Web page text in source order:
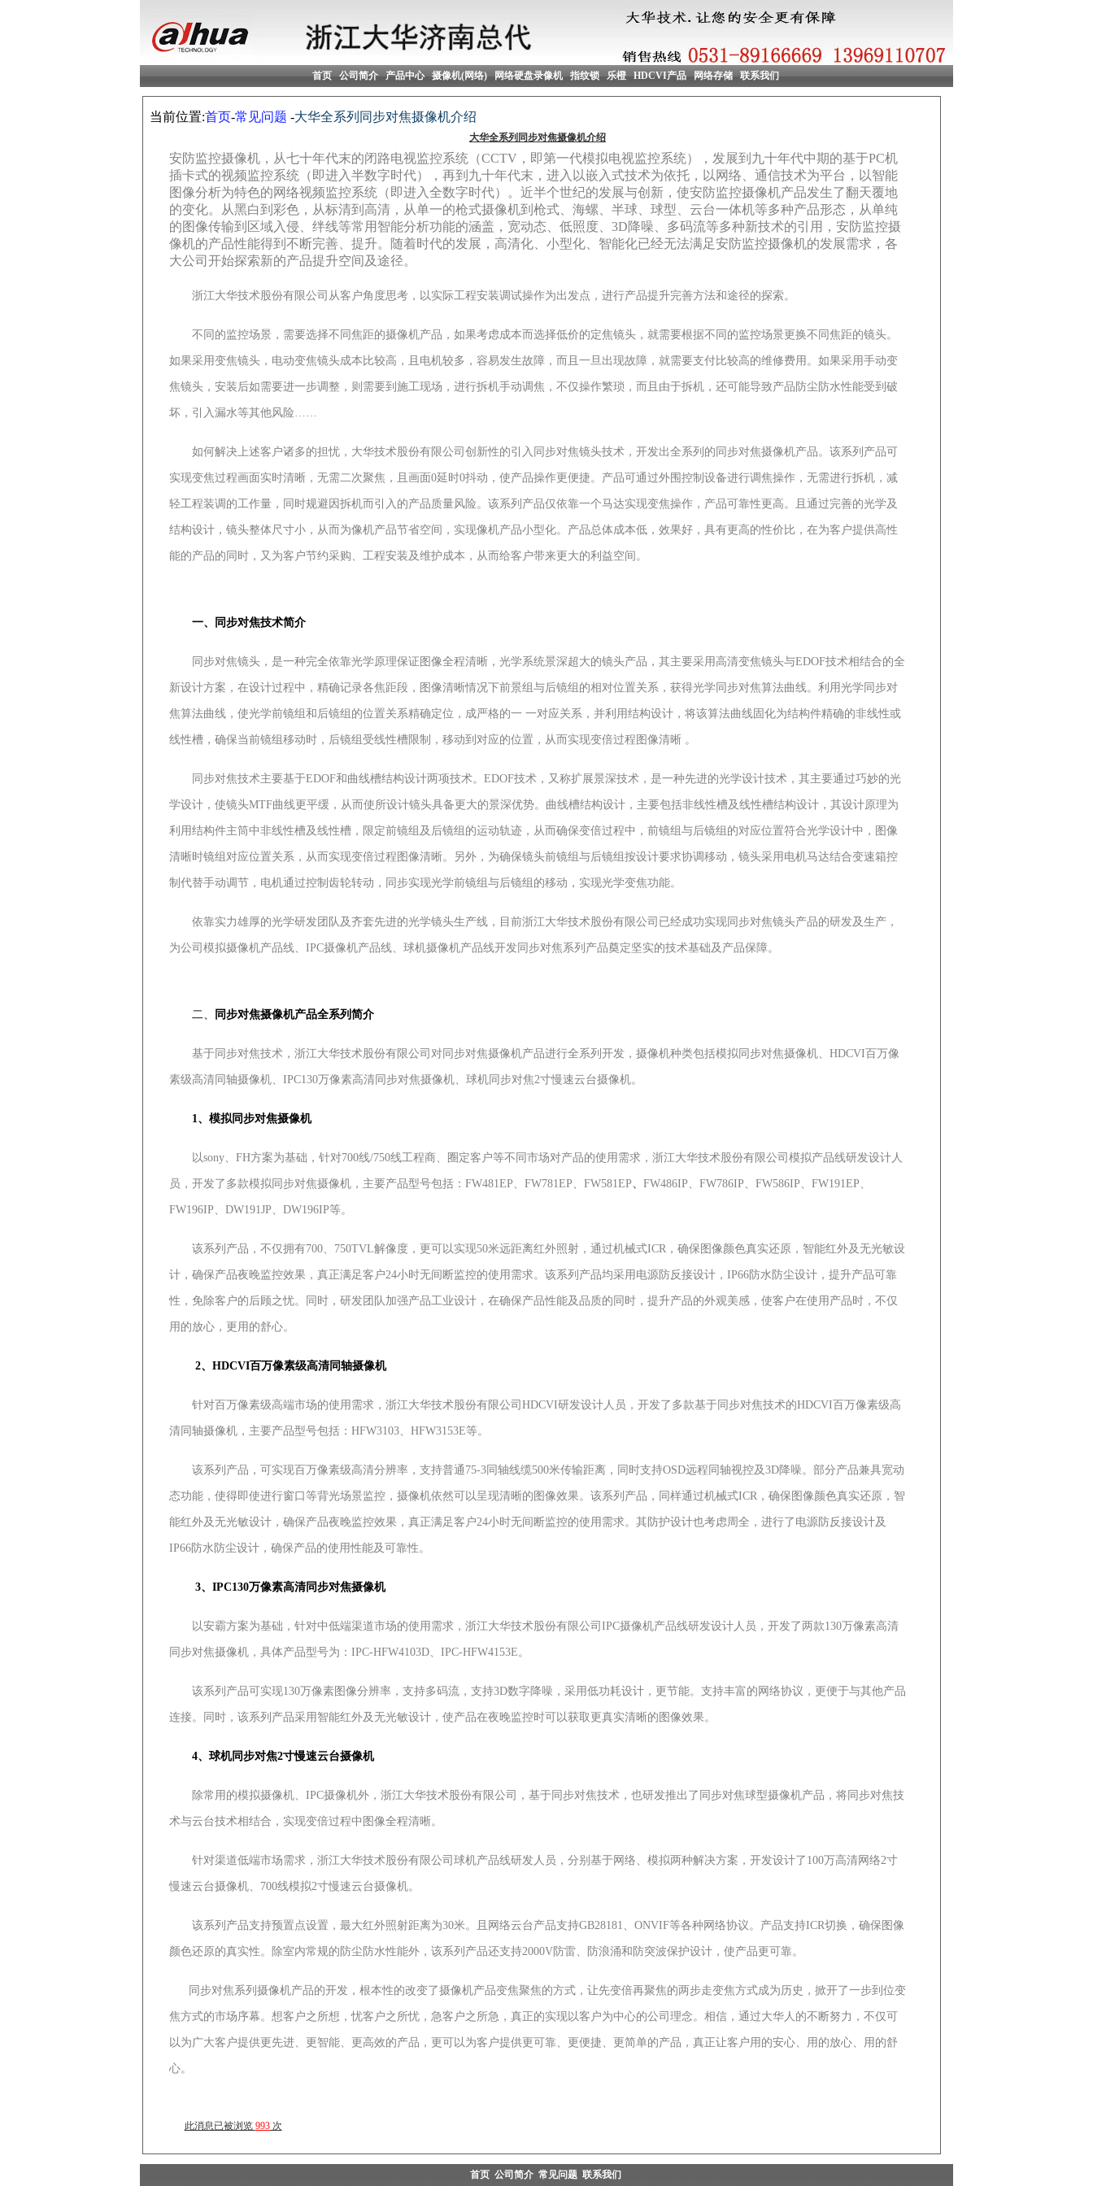
首页 公司简介 产品中心 摄像机(网络) 网络硬盘录像机 指纹锁 乐橙 HDCVI产品 网络存储 联系我们
当前位置:首页-常见问题 -大华全系列同步对焦摄像机介绍
大华全系列同步对焦摄像机介绍
安防监控摄像机，从七十年代末的闭路电视监控系统（CCTV，即第一代模拟电视监控系统），发展到九十年代中期的基于PC机
插卡式的视频监控系统（即进入半数字时代），再到九十年代末，进入以嵌入式技术为依托，以网络、通信技术为平台，以智能
图像分析为特色的网络视频监控系统（即进入全数字时代）。近半个世纪的发展与创新，使安防监控摄像机产品发生了翻天覆地
的变化。从黑白到彩色，从标清到高清，从单一的枪式摄像机到枪式、海螺、半球、球型、云台一体机等多种产品形态，从单纯
的图像传输到区域入侵、绊线等常用智能分析功能的涵盖，宽动态、低照度、3D降噪、多码流等多种新技术的引用，安防监控摄
像机的产品性能得到不断完善、提升。随着时代的发展，高清化、小型化、智能化已经无法满足安防监控摄像机的发展需求，各
大公司开始探索新的产品提升空间及途径。
浙江大华技术股份有限公司从客户角度思考，以实际工程安装调试操作为出发点，进行产品提升完善方法和途径的探索。
不同的监控场景，需要选择不同焦距的摄像机产品，如果考虑成本而选择低价的定焦镜头，就需要根据不同的监控场景更换不同焦距的镜头。
如果采用变焦镜头，电动变焦镜头成本比较高，且电机较多，容易发生故障，而且一旦出现故障，就需要支付比较高的维修费用。如果采用手动变
焦镜头，安装后如需要进一步调整，则需要到施工现场，进行拆机手动调焦，不仅操作繁琐，而且由于拆机，还可能导致产品防尘防水性能受到破
坏，引入漏水等其他风险……
如何解决上述客户诸多的担忧，大华技术股份有限公司创新性的引入同步对焦镜头技术，开发出全系列的同步对焦摄像机产品。该系列产品可
实现变焦过程画面实时清晰，无需二次聚焦，且画面0延时0抖动，使产品操作更便捷。产品可通过外围控制设备进行调焦操作，无需进行拆机，减
轻工程装调的工作量，同时规避因拆机而引入的产品质量风险。该系列产品仅依靠一个马达实现变焦操作，产品可靠性更高。且通过完善的光学及
结构设计，镜头整体尺寸小，从而为像机产品节省空间，实现像机产品小型化。产品总体成本低，效果好，具有更高的性价比，在为客户提供高性
能的产品的同时，又为客户节约采购、工程安装及维护成本，从而给客户带来更大的利益空间。
一、同步对焦技术简介
同步对焦镜头，是一种完全依靠光学原理保证图像全程清晰，光学系统景深超大的镜头产品，其主要采用高清变焦镜头与EDOF技术相结合的全
新设计方案，在设计过程中，精确记录各焦距段，图像清晰情况下前景组与后镜组的相对位置关系，获得光学同步对焦算法曲线。利用光学同步对
焦算法曲线，使光学前镜组和后镜组的位置关系精确定位，成严格的一 一对应关系，并利用结构设计，将该算法曲线固化为结构件精确的非线性或
线性槽，确保当前镜组移动时，后镜组受线性槽限制，移动到对应的位置，从而实现变倍过程图像清晰 。
同步对焦技术主要基于EDOF和曲线槽结构设计两项技术。EDOF技术，又称扩展景深技术，是一种先进的光学设计技术，其主要通过巧妙的光
学设计，使镜头MTF曲线更平缓，从而使所设计镜头具备更大的景深优势。曲线槽结构设计，主要包括非线性槽及线性槽结构设计，其设计原理为
利用结构件主筒中非线性槽及线性槽，限定前镜组及后镜组的运动轨迹，从而确保变倍过程中，前镜组与后镜组的对应位置符合光学设计中，图像
清晰时镜组对应位置关系，从而实现变倍过程图像清晰。另外，为确保镜头前镜组与后镜组按设计要求协调移动，镜头采用电机马达结合变速箱控
制代替手动调节，电机通过控制齿轮转动，同步实现光学前镜组与后镜组的移动，实现光学变焦功能。
依靠实力雄厚的光学研发团队及齐套先进的光学镜头生产线，目前浙江大华技术股份有限公司已经成功实现同步对焦镜头产品的研发及生产，
为公司模拟摄像机产品线、IPC摄像机产品线、球机摄像机产品线开发同步对焦系列产品奠定坚实的技术基础及产品保障。
二、 同步对焦摄像机产品全系列简介
基于同步对焦技术，浙江大华技术股份有限公司对同步对焦摄像机产品进行全系列开发，摄像机种类包括模拟同步对焦摄像机、HDCVI百万像
素级高清同轴摄像机、IPC130万像素高清同步对焦摄像机、球机同步对焦2寸慢速云台摄像机。
1、模拟同步对焦摄像机
以sony、FH方案为基础，针对700线/750线工程商、圈定客户等不同市场对产品的使用需求，浙江大华技术股份有限公司模拟产品线研发设计人
员，开发了多款模拟同步对焦摄像机，主要产品型号包括：FW481EP、FW781EP、FW581EP、 FW486IP、FW786IP、FW586IP、FW191EP、
FW196IP、DW191JP、DW196IP等。
该系列产品，不仅拥有700、750TVL解像度，更可以实现50米远距离红外照射，通过机械式ICR，确保图像颜色真实还原，智能红外及无光敏设
计，确保产品夜晚监控效果，真正满足客户24小时无间断监控的使用需求。该系列产品均采用电源防反接设计，IP66防水防尘设计，提升产品可靠
性，免除客户的后顾之忧。同时，研发团队加强产品工业设计，在确保产品性能及品质的同时，提升产品的外观美感，使客户在使用产品时，不仅
用的放心，更用的舒心。
2、HDCVI百万像素级高清同轴摄像机
针对百万像素级高端市场的使用需求，浙江大华技术股份有限公司HDCVI研发设计人员，开发了多款基于同步对焦技术的HDCVI百万像素级高
清同轴摄像机，主要产品型号包括：HFW3103、HFW3153E等。
该系列产品，可实现百万像素级高清分辨率，支持普通75-3同轴线缆500米传输距离，同时支持OSD远程同轴视控及3D降噪。部分产品兼具宽动
态功能，使得即使进行窗口等背光场景监控，摄像机依然可以呈现清晰的图像效果。该系列产品，同样通过机械式ICR，确保图像颜色真实还原，智
能红外及无光敏设计，确保产品夜晚监控效果，真正满足客户24小时无间断监控的使用需求。其防护设计也考虑周全，进行了电源防反接设计及
IP66防水防尘设计，确保产品的使用性能及可靠性。
3、IPC130万像素高清同步对焦摄像机
以安霸方案为基础，针对中低端渠道市场的使用需求，浙江大华技术股份有限公司IPC摄像机产品线研发设计人员，开发了两款130万像素高清
同步对焦摄像机，具体产品型号为：IPC-HFW4103D、IPC-HFW4153E。
该系列产品可实现130万像素图像分辨率，支持多码流，支持3D数字降噪，采用低功耗设计，更节能。支持丰富的网络协议，更便于与其他产品
连接。同时，该系列产品采用智能红外及无光敏设计，使产品在夜晚监控时可以获取更真实清晰的图像效果。
4、球机同步对焦2寸慢速云台摄像机
除常用的模拟摄像机、IPC摄像机外，浙江大华技术股份有限公司，基于同步对焦技术，也研发推出了同步对焦球型摄像机产品，将同步对焦技
术与云台技术相结合，实现变倍过程中图像全程清晰。
针对渠道低端市场需求，浙江大华技术股份有限公司球机产品线研发人员，分别基于网络、模拟两种解决方案，开发设计了100万高清网络2寸
慢速云台摄像机、700线模拟2寸慢速云台摄像机。
该系列产品支持预置点设置，最大红外照射距离为30米。且网络云台产品支持GB28181、ONVIF等各种网络协议。产品支持ICR切换，确保图像
颜色还原的真实性。除室内常规的防尘防水性能外，该系列产品还支持2000V防雷、防浪涌和防突波保护设计，使产品更可靠。
同步对焦系列摄像机产品的开发，根本性的改变了摄像机产品变焦聚焦的方式，让先变倍再聚焦的两步走变焦方式成为历史，掀开了一步到位变
焦方式的市场序幕。想客户之所想，忧客户之所忧，急客户之所急，真正的实现以客户为中心的公司理念。相信，通过大华人的不断努力，不仅可
以为广大客户提供更先进、更智能、更高效的产品，更可以为客户提供更可靠、更便捷、更简单的产品，真正让客户用的安心、用的放心、用的舒
心。
此消息已被浏览 993次
首页 公司简介 常见问题 联系我们